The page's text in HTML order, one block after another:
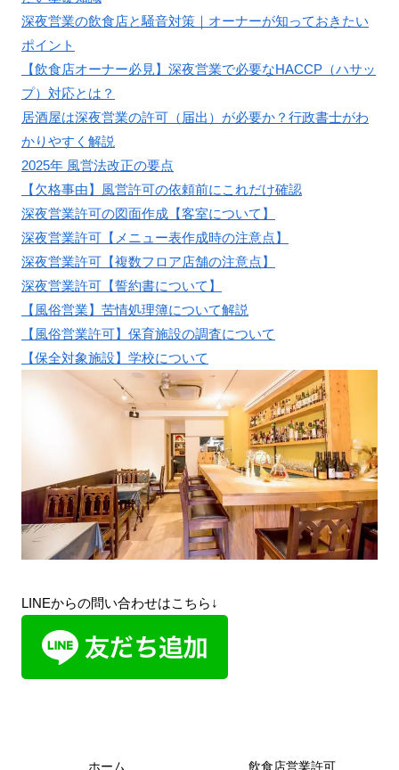
深夜営業の飲食店と騒音対策｜オーナーが知っておきたい
ポイント
【飲食店オーナー必見】深夜営業で必要なHACCP（ハサッ
プ）対応とは？
居酒屋は深夜営業の許可（届出）が必要か？行政書士がわ
かりやすく解説
2025年 風営法改正の要点
【欠格事由】風営許可の依頼前にこれだけ確認
深夜営業許可の図面作成【客室について】
深夜営業許可【メニュー表作成時の注意点】
深夜営業許可【複数フロア店舗の注意点】
深夜営業許可【誓約書について】
【風俗営業】苦情処理簿について解説
【風俗営業許可】保育施設の調査について
【保全対象施設】学校について
LINEからの問い合わせはこちら↓
ホーム 飲食店営業許可